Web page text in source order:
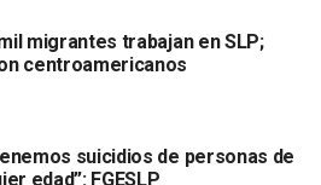
de personas que vienen
legal, pues bienvenidos”
referirse a ciudadanos
en la entidad por
migrantes trabajan en SLP;
centroamericanos
suicidios de personas de
edad”: FGESLP